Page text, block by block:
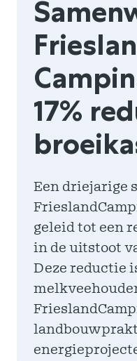
Over ons
17%
Een driejarige
geleid tot een
in de uitstoot
Deze reductie